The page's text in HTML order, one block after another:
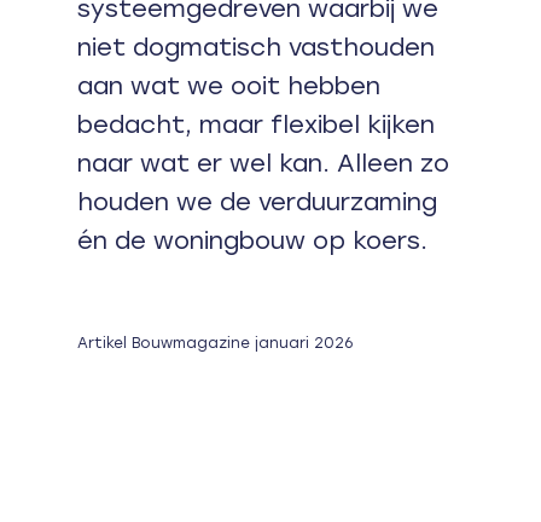
systeemgedreven waarbij we
niet dogmatisch vasthouden
aan wat we ooit hebben
bedacht, maar flexibel kijken
naar wat er wel kan. Alleen zo
houden we de verduurzaming
én de woningbouw op koers.
Artikel Bouwmagazine januari 2026